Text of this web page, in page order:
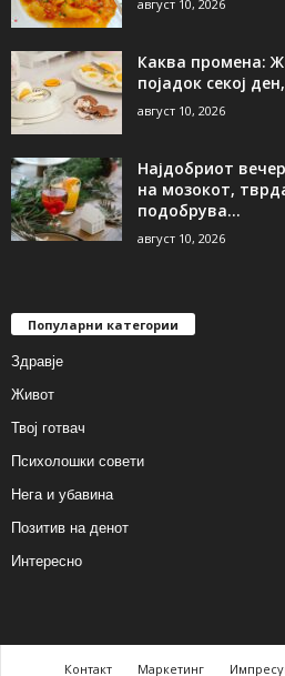
август 10, 2026
Каква промена:
појадок секој
август 10, 2026
Најдобриот
на мозокот,
подобрува...
август 10, 2026
Популарни категории
Здравје
Живот
Твој готвач
Психолошки совети
Нега и убавина
Позитив на денот
Интересно
Контакт Маркетинг